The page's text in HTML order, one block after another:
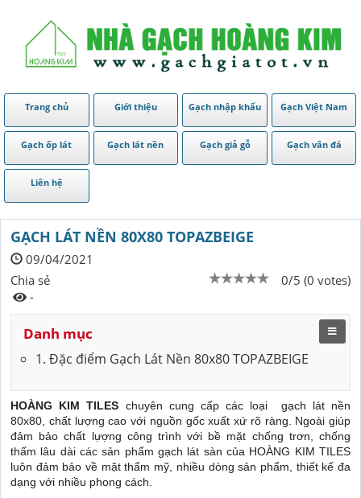
Trang chủ Giới thiệu Gạch nhập khẩu Gạch Việt Nam
Gạch ốp lát Gạch lát nền Gạch giả gỗ Gạch vân đá
Liên hệ
GẠCH LÁT NỀN 80X80 TOPAZBEIGE
09/04/2021
0/5 (0 votes)
Chia sẻ
-
Danh mục
1. Đặc điểm Gạch Lát Nền 80x80 TOPAZBEIGE
HOÀNG KIM TILES chuyên cung cấp các loại gạch lát nền
80x80, chất lượng cao với nguồn gốc xuất xứ rõ ràng. Ngoài giúp
đảm bảo chất lựợng công trình với bề mặt chống trơn, chống
thấm lâu dài các sản phẩm gạch lát sàn của HOÀNG KIM TILES
luôn đảm bảo về mặt thẩm mỹ, nhiều dòng sản phẩm, thiết kế đa
dạng với nhiều phong cách.